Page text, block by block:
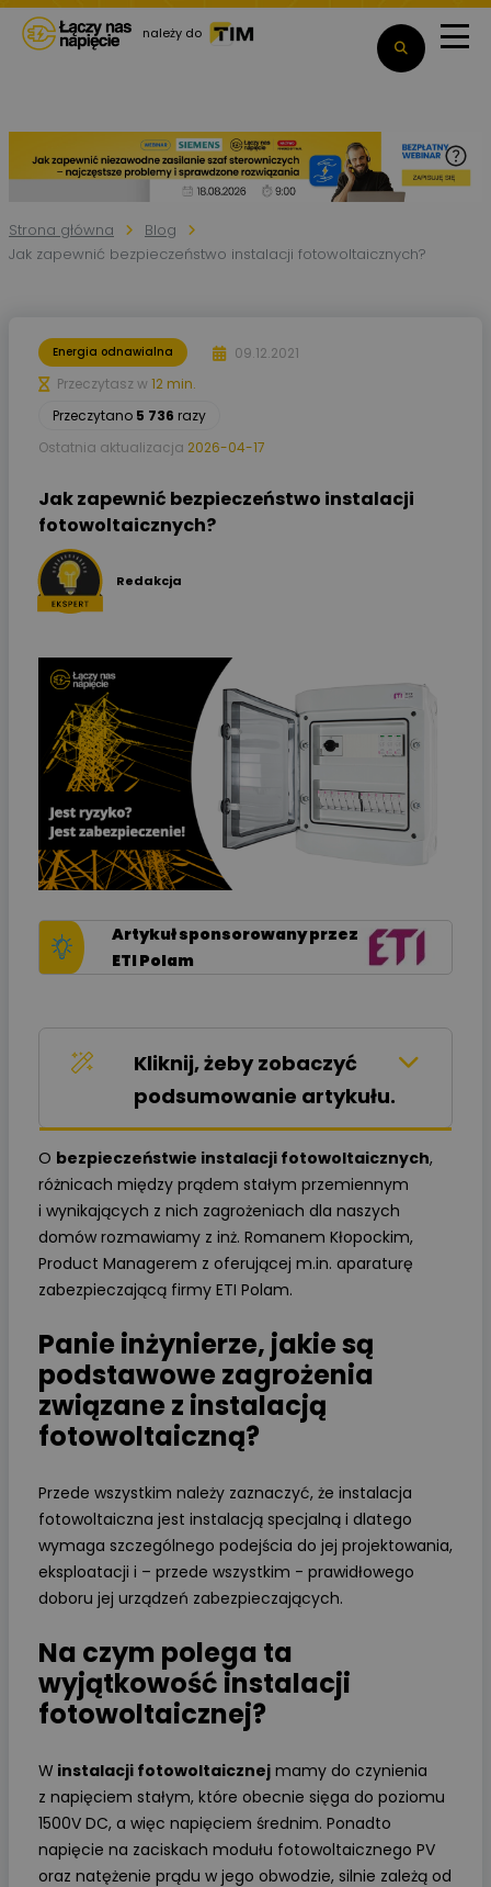
należy do
Strona główna
Blog
Jak zapewnić bezpieczeństwo instalacji fotowoltaicznych?
Energia odnawialna
09.12.2021
Przeczytasz w 12 min.
Przeczytano 5 736 razy
Ostatnia aktualizacja 2026-04-17
Jak zapewnić bezpieczeństwo instalacji
fotowoltaicznych?
Redakcja
Artykuł sponsorowany przez
ETI Polam
Kliknij, żeby zobaczyć
podsumowanie artykułu.
O bezpieczeństwie instalacji fotowoltaicznych,
różnicach między prądem stałym przemiennym
i wynikających z nich zagrożeniach dla naszych
domów rozmawiamy z inż. Romanem Kłopockim,
Product Managerem z oferującej m.in. aparaturę
zabezpieczającą firmy ETI Polam.
Panie inżynierze, jakie są
podstawowe zagrożenia
związane z instalacją
fotowoltaiczną?
Przede wszystkim należy zaznaczyć, że instalacja
fotowoltaiczna jest instalacją specjalną i dlatego
wymaga szczególnego podejścia do jej projektowania,
eksploatacji i – przede wszystkim - prawidłowego
doboru jej urządzeń zabezpieczających.
Na czym polega ta
wyjątkowość instalacji
fotowoltaicznej?
W instalacji fotowoltaicznej mamy do czynienia
z napięciem stałym, które obecnie sięga do poziomu
1500V DC, a więc napięciem średnim. Ponadto
napięcie na zaciskach modułu fotowoltaicznego PV
oraz natężenie prądu w jego obwodzie, silnie zależą od